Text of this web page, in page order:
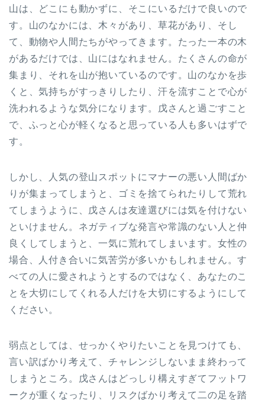
山は、どこにも動かずに、そこにいるだけで良いので
す。山のなかには、木々があり、草花があり、そし
て、動物や人間たちがやってきます。たった一本の木
があるだけでは、山にはなれません。たくさんの命が
集まり、それを山が抱いているのです。山のなかを歩
くと、気持ちがすっきりしたり、汗を流すことで心が
洗われるような気分になります。戊さんと過ごすこと
で、ふっと心が軽くなると思っている人も多いはずで
す。
しかし、人気の登山スポットにマナーの悪い人間ばか
りが集まってしまうと、ゴミを捨てられたりして荒れ
てしまうように、戊さんは友達選びには気を付けない
といけません。ネガティブな発言や常識のない人と仲
良くしてしまうと、一気に荒れてしまいます。女性の
場合、人付き合いに気苦労が多いかもしれません。す
べての人に愛されようとするのではなく、あなたのこ
とを大切にしてくれる人だけを大切にするようにして
ください。
弱点としては、せっかくやりたいことを見つけても、
言い訳ばかり考えて、チャレンジしないまま終わって
しまうところ。戊さんはどっしり構えすぎてフットワ
ークが重くなったり、リスクばかり考えて二の足を踏